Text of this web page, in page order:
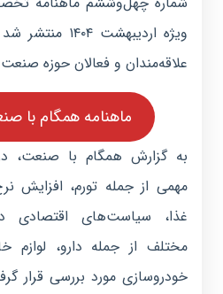
ویژه
علاقه‌مندان و فعالان حوزه صنعت
ماهنامه همگام با
به گزارش همگام با صنعت،
مهمی از جمله تورم، افزایش
غذا، سیاست‌های اقتصادی
مختلف از جمله دارو، لوازم
خودروسازی مورد بررسی قرار